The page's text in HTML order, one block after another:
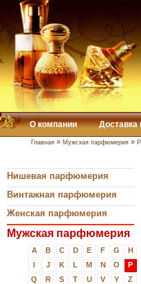
О компании Доставка
Главная » Мужская парфюмерия » P
Нишевая парфюмерия
Винтажная парфюмерия
Женская парфюмерия
Мужская парфюмерия
A B C D E F G
H
I
J K L M N O
P
Q
R S T U V Y Z